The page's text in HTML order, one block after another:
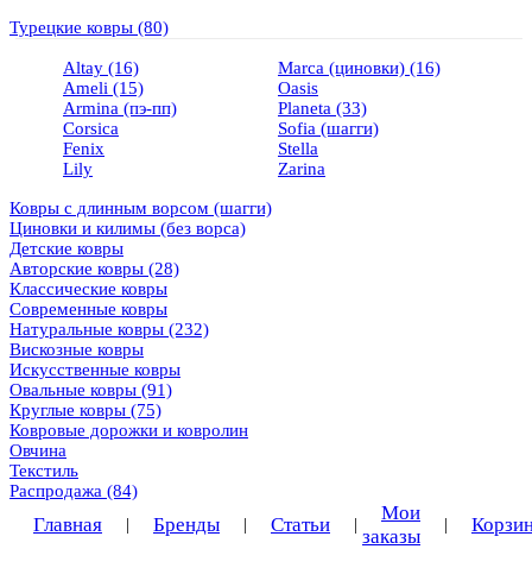
Турецкие ковры (80)
Altay (16)
Ameli (15)
Armina (пэ-пп)
Corsica
Fenix
Lily
Marca (циновки) (16)
Oasis
Planeta (33)
Sofia (шагги)
Stella
Zarina
Ковры с длинным ворсом (шагги)
Циновки и килимы (без ворса)
Детские ковры
Авторские ковры (28)
Классические ковры
Современные ковры
Натуральные ковры (232)
Вискозные ковры
Искусственные ковры
Овальные ковры (91)
Круглые ковры (75)
Ковровые дорожки и ковролин
Овчина
Текстиль
Распродажа (84)
Главная | Бренды | Статьи |
Мои
заказы
|